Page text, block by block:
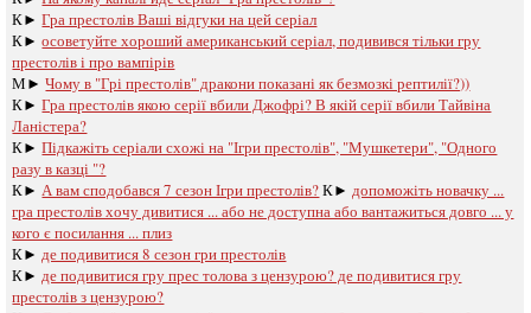
К►Гра престолів Ваші відгуки на цей серіал
К►осоветуйте хороший американський серіал, подивився тільки гру
престолів і про вампірів
М►Чому в "Грі престолів" дракони показані як безмозкі рептилії?))
К►Гра престолів якою серії вбили Джофрі? В якій серії вбили Тайвіна
Ланістера?
К►Підкажіть серіали схожі на "Ігри престолів", "Мушкетери", "Одного
разу в казці "?
К► А вам сподобався 7 сезон Ігри престолів?К► допоможіть новачку ...
гра престолів хочу дивитися ... або не доступна або вантажиться довго ... у
кого є посилання ... плиз
К► де подивитися 8 сезон гри престолів
К► де подивитися гру прес толова з цензурою? де подивитися гру
престолів з цензурою?